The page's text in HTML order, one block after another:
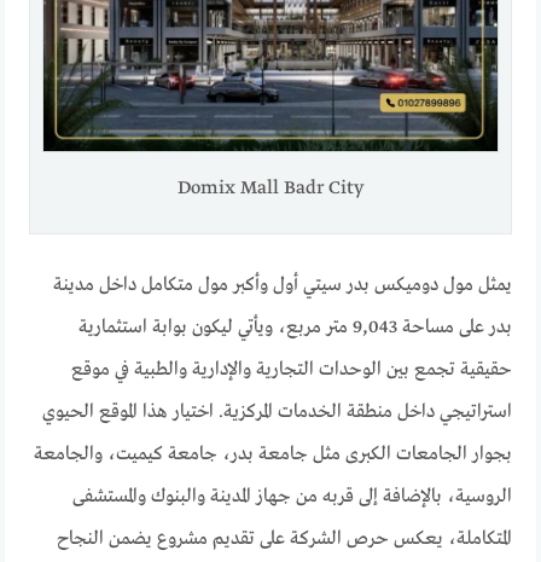
Domix Mall Badr City
يمثل مول دوميكس بدر سيتي أول وأكبر مول متكامل داخل مدينة
بدر على مساحة 9,043 متر مربع، ويأتي ليكون بوابة استثمارية
حقيقية تجمع بين الوحدات التجارية والإدارية والطبية في موقع
استراتيجي داخل منطقة الخدمات المركزية. اختيار هذا الموقع الحيوي
بجوار الجامعات الكبرى مثل جامعة بدر، جامعة كيميت، والجامعة
الروسية، بالإضافة إلى قربه من جهاز المدينة والبنوك والمستشفى
المتكاملة، يعكس حرص الشركة على تقديم مشروع يضمن النجاح